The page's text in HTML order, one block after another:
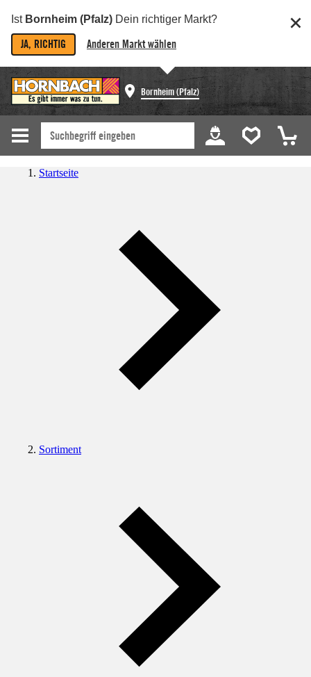
Ist Bornheim (Pfalz) Dein richtiger Markt?
JA, RICHTIG Anderen Markt wählen
Bornheim (Pfalz)
Startseite
Sortiment